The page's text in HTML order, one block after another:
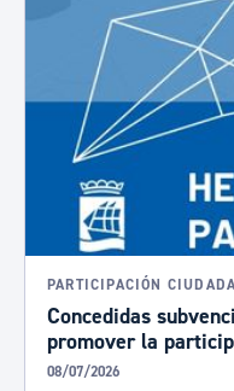
PARTICIPACIÓN
Concedidas
promover la
08/07/2026